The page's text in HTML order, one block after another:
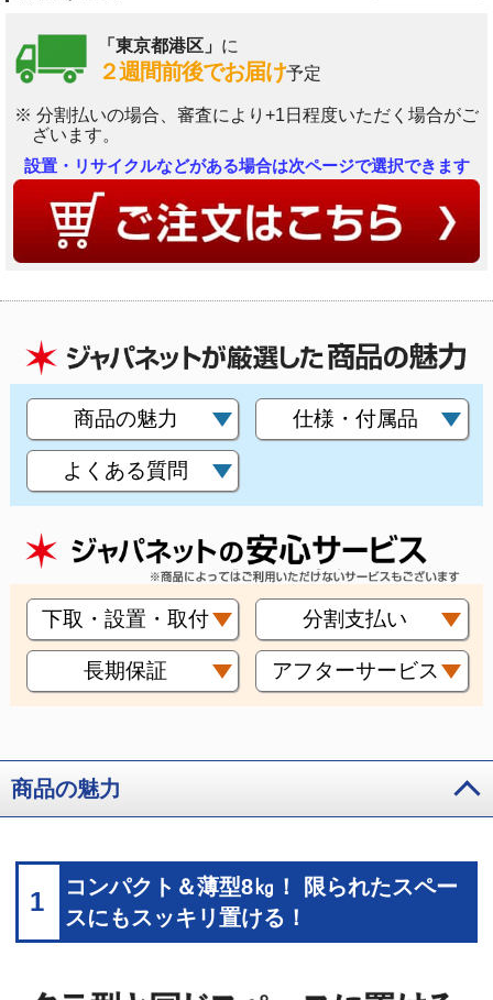
「東京都港区」 に
２週間前後でお届け予定
※ 分割払いの場合、審査により+1日程度いただく場合がご
ざいます。
設置・リサイクルなどがある場合は次ページで選択できます
商品の魅力 仕様・付属品
よくある質問
下取・設置・取付 分割支払い
長期保証 アフターサービス
商品の魅力
1
コンパクト＆薄型8㎏！ 限られたスペー
スにもスッキリ置ける！